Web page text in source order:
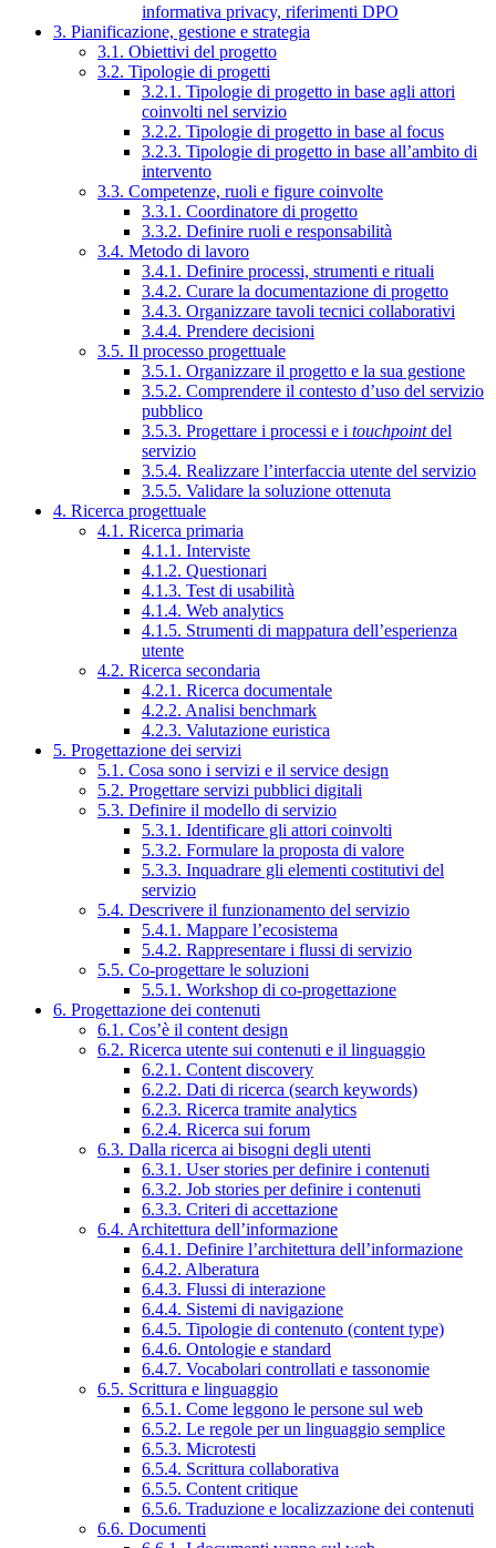
informativa privacy, riferimenti DPO
3. Pianificazione, gestione e strategia
3.1. Obiettivi del progetto
3.2. Tipologie di progetti
3.2.1. Tipologie di progetto in base agli attori
coinvolti nel servizio
3.2.2. Tipologie di progetto in base al focus
3.2.3. Tipologie di progetto in base all’ambito di
intervento
3.3. Competenze, ruoli e figure coinvolte
3.3.1. Coordinatore di progetto
3.3.2. Definire ruoli e responsabilità
3.4. Metodo di lavoro
3.4.1. Definire processi, strumenti e rituali
3.4.2. Curare la documentazione di progetto
3.4.3. Organizzare tavoli tecnici collaborativi
3.4.4. Prendere decisioni
3.5. Il processo progettuale
3.5.1. Organizzare il progetto e la sua gestione
3.5.2. Comprendere il contesto d’uso del servizio
pubblico
3.5.3. Progettare i processi e i touchpointdel
servizio
3.5.4. Realizzare l’interfaccia utente del servizio
3.5.5. Validare la soluzione ottenuta
4. Ricerca progettuale
4.1. Ricerca primaria
4.1.1. Interviste
4.1.2. Questionari
4.1.3. Test di usabilità
4.1.4. Web analytics
4.1.5. Strumenti di mappatura dell’esperienza
utente
4.2. Ricerca secondaria
4.2.1. Ricerca documentale
4.2.2. Analisi benchmark
4.2.3. Valutazione euristica
5. Progettazione dei servizi
5.1. Cosa sono i servizi e il service design
5.2. Progettare servizi pubblici digitali
5.3. Definire il modello di servizio
5.3.1. Identificare gli attori coinvolti
5.3.2. Formulare la proposta di valore
5.3.3. Inquadrare gli elementi costitutivi del
servizio
5.4. Descrivere il funzionamento del servizio
5.4.1. Mappare l’ecosistema
5.4.2. Rappresentare i flussi di servizio
5.5. Co-progettare le soluzioni
5.5.1. Workshop di co-progettazione
6. Progettazione dei contenuti
6.1. Cos’è il content design
6.2. Ricerca utente sui contenuti e il linguaggio
6.2.1. Content discovery
6.2.2. Dati di ricerca (search keywords)
6.2.3. Ricerca tramite analytics
6.2.4. Ricerca sui forum
6.3. Dalla ricerca ai bisogni degli utenti
6.3.1. User stories per definire i contenuti
6.3.2. Job stories per definire i contenuti
6.3.3. Criteri di accettazione
6.4. Architettura dell’informazione
6.4.1. Definire l’architettura dell’informazione
6.4.2. Alberatura
6.4.3. Flussi di interazione
6.4.4. Sistemi di navigazione
6.4.5. Tipologie di contenuto (content type)
6.4.6. Ontologie e standard
6.4.7. Vocabolari controllati e tassonomie
6.5. Scrittura e linguaggio
6.5.1. Come leggono le persone sul web
6.5.2. Le regole per un linguaggio semplice
6.5.3. Microtesti
6.5.4. Scrittura collaborativa
6.5.5. Content critique
6.5.6. Traduzione e localizzazione dei contenuti
6.6. Documenti